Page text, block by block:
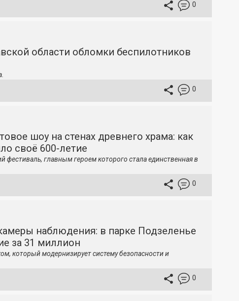
0
области обломки беспилотников
0
шоу на стенах древнего храма: как
своё 600-летие
фестиваль, главным героем которого стала единственная в
0
наблюдения: в парке Подзеленье
за 31 миллион
который модернизирует систему безопасности и
0